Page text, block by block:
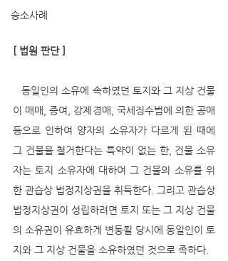
승소사례
[ 법원 판단 ]
   동일인의 소유에 속하였던 토지와 그 지상 건물
이 매매, 증여, 강제경매, 국세징수법에 의한 공매
등으로 인하여 양자의 소유자가 다르게 된 때에
그 건물을 철거한다는 특약이 없는 한, 건물 소유
자는 토지 소유자에 대하여 그 건물의 소유를 위
한 관습상 법정지상권을 취득한다. 그리고 관습상
법정지상권이 성립하려면 토지 또는 그 지상 건물
의 소유권이 유효하게 변동될 당시에 동일인이 토
지와 그 지상 건물을 소유하였던 것으로 족하다.